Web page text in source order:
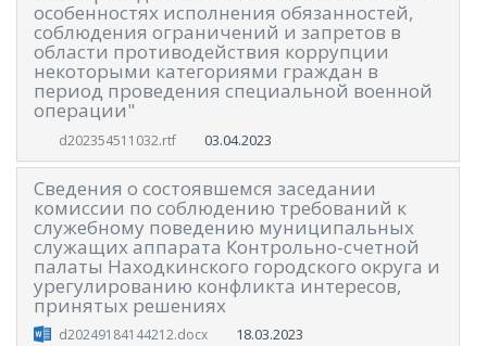
особенностях исполнения обязанностей,
соблюдения ограничений и запретов в
области противодействия коррупции
некоторыми категориями граждан в
период проведения специальной военной
операции"
d202354511032.rtf 03.04.2023
Сведения о состоявшемся заседании
комиссии по соблюдению требований к
служебному поведению муниципальных
служащих аппарата Контрольно-счетной
палаты Находкинского городского округа и
урегулированию конфликта интересов,
принятых решениях
d20249184144212.docx 18.03.2023